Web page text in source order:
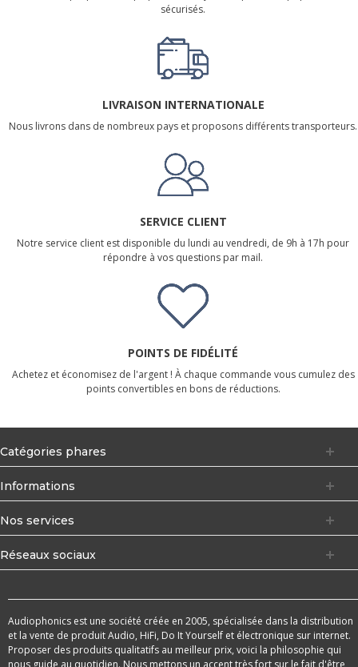
sécurisés.
LIVRAISON INTERNATIONALE
Nous livrons dans de nombreux pays et proposons différents transporteurs.
SERVICE CLIENT
Notre service client est disponible du lundi au vendredi, de 9h à 17h pour
répondre à vos questions par mail.
POINTS DE FIDÉLITÉ
Achetez et économisez de l'argent ! À chaque commande vous cumulez des
points convertibles en bons de réductions.
Catégories phares
Informations
Nos services
Réseaux sociaux
Audiophonics est une société créée en 2005, spécialisée dans la distribution
et la vente de produit Audio, HiFi, Do It Yourself et électronique sur internet.
Proposer des produits qualitatifs au meilleur prix, voici la philosophie qui
nous guide au quotidien. Nous mettons un accent très fort sur le fait d'être